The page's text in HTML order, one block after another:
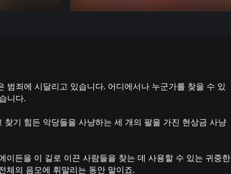
범죄에 시달리고 있습니다. 어디에서나 누군가를 찾을 수 있
니다.
기 힘든 악당들을 사냥하는 세 개의 팔을 가진 현상금 사냥
이든을 이 길로 이끈 사람들을 찾는 데 사용할 수 있는 귀중한
체의 음모에 휘말리는 동안 말이죠.